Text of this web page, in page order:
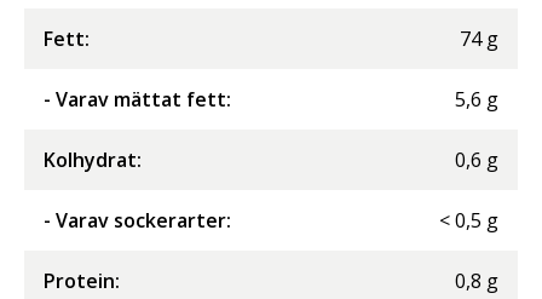
Fett: 74 g
- Varav mättat fett: 5,6 g
Kolhydrat: 0,6 g
- Varav sockerarter: <0,5 g
Protein: 0,8 g